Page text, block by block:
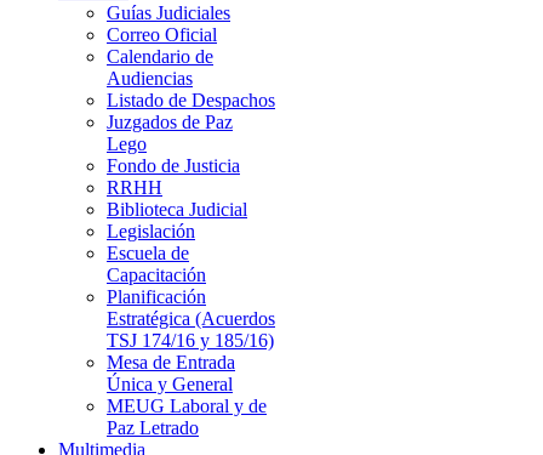
Guías Judiciales
Correo Oficial
Calendario de
Audiencias
Listado de Despachos
Juzgados de Paz
Lego
Fondo de Justicia
RRHH
Biblioteca Judicial
Legislación
Escuela de
Capacitación
Planificación
Estratégica (Acuerdos
TSJ 174/16 y 185/16)
Mesa de Entrada
Única y General
MEUG Laboral y de
Paz Letrado
Multimedia